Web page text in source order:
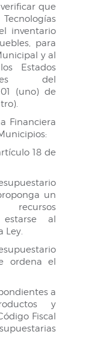
que
inventario
para
y al
Estados
del
(uno) de
Financiera
18 de
un
recursos
estarse al
Ley.
ordena el
a
y
Fiscal